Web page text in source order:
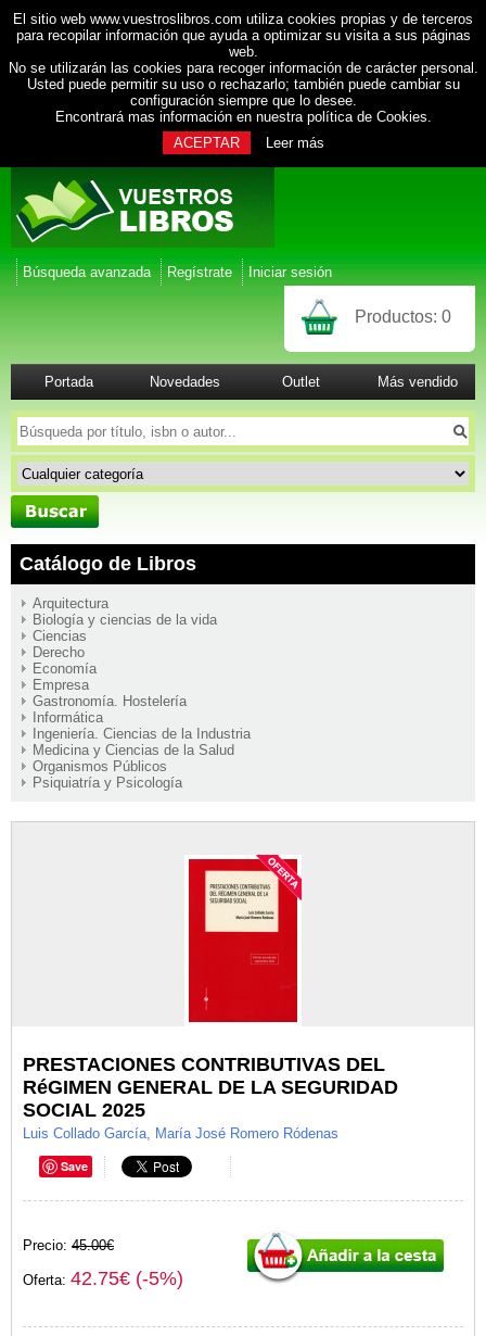
El sitio web www.vuestroslibros.com utiliza cookies propias y de terceros
para recopilar información que ayuda a optimizar su visita a sus páginas
web.
No se utilizarán las cookies para recoger información de carácter personal.
Usted puede permitir su uso o rechazarlo; también puede cambiar su
configuración siempre que lo desee.
Encontrará mas información en nuestra política de Cookies.
ACEPTAR
Leer más
Búsqueda avanzada Regístrate Iniciar sesión
Productos: 0
Portada Novedades Outlet Más vendido
Catálogo de Libros
Arquitectura
Biología y ciencias de la vida
Ciencias
Derecho
Economía
Empresa
Gastronomía. Hostelería
Informática
Ingeniería. Ciencias de la Industria
Medicina y Ciencias de la Salud
Organismos Públicos
Psiquiatría y Psicología
PRESTACIONES CONTRIBUTIVAS DEL
RéGIMEN GENERAL DE LA SEGURIDAD
SOCIAL 2025
Luis Collado García, María José Romero Ródenas
Save
Precio: 45.00€
Oferta: 42.75€ (-5%)